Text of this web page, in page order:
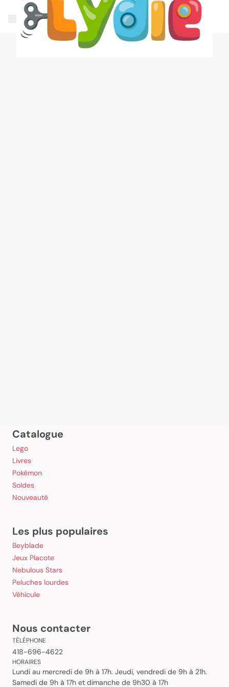
Catalogue
Lego
Livres
Pokémon
Soldes
Nouveauté
Les plus populaires
Beyblade
Jeux Placote
Nebulous Stars
Peluches lourdes
Véhicule
Nous contacter
TÉLÉPHONE
418-696-4622
HORAIRES
Lundi au mercredi de 9h à 17h. Jeudi, vendredi de 9h à 21h.
Samedi de 9h à 17h et dimanche de 9h30 à 17h